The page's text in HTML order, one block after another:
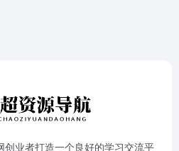
业者打造一个良好的学习交流平